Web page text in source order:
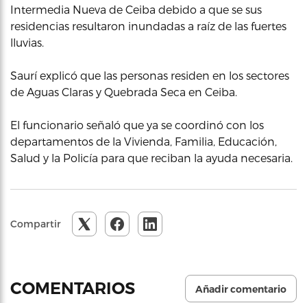
Intermedia Nueva de Ceiba debido a que se sus
residencias resultaron inundadas a raíz de las fuertes
lluvias.
Saurí explicó que las personas residen en los sectores
de Aguas Claras y Quebrada Seca en Ceiba.
El funcionario señaló que ya se coordinó con los
departamentos de la Vivienda, Familia, Educación,
Salud y la Policía para que reciban la ayuda necesaria.
Compartir
COMENTARIOS Añadir comentario